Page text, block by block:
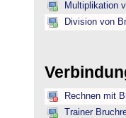
Multiplikation
Division von
Rechnen mit
Trainer